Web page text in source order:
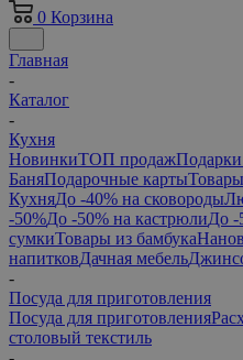
0 Корзина
Главная
-
Каталог
-
Кухня
НовинкиТОП продаж
БаняПодарочные карты
КухняДо -40% на сковороды
-50%До -50% на кастрюлиДо -
сумкиТовары из бамбука
напитковДачная мебель
-
Посуда для приготовления
Посуда для приготовления
столовый текстиль